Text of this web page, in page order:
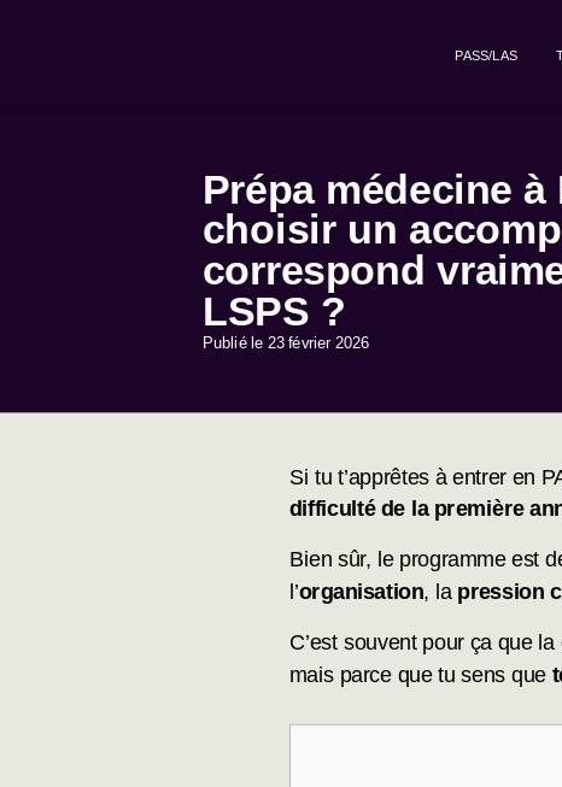
PASS/LAS
Prépa médecine
choisir un
correspond
LSPS ?
Publié le 23 février 2026
Si tu t’apprêtes à entrer en
difficulté de la première
Bien sûr, le programme est
l’organisation, la pression
C’est souvent pour ça que
mais parce que tu sens que